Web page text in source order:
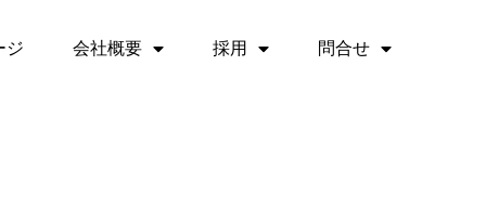
ジ 会社概要 採用 問合せ